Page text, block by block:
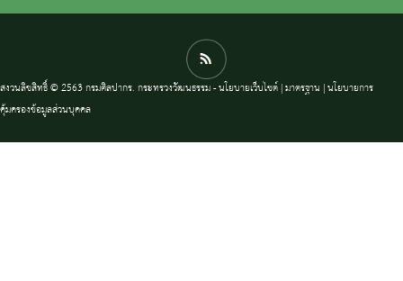
สงวนลิขสิทธิ์ © 2563 กรมศิลปากร. กระทรวงวัฒนธรรม -นโยบายเว็บไซต์|มาตรฐาน |นโยบายการ
คุ้มครองข้อมูลส่วนบุคคล